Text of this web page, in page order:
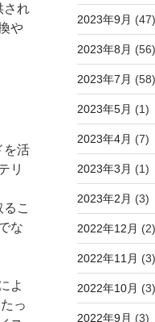
され
や
を活
リ
こ
な
よ
っ
2023年9月 (47)
2023年8月 (56)
2023年7月 (58)
2023年5月 (1)
2023年4月 (7)
2023年3月 (1)
2023年2月 (3)
2022年12月 (2)
2022年11月 (3)
2022年10月 (3)
2022年9月 (3)